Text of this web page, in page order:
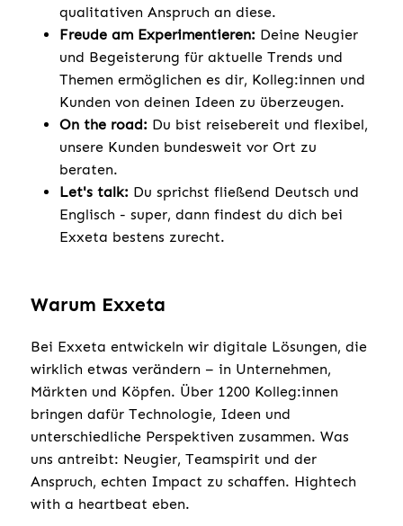
qualitativen Anspruch an diese.
Freude am Experimentieren: Deine Neugier
und Begeisterung für aktuelle Trends und
Themen ermöglichen es dir, Kolleg:innen und
Kunden von deinen Ideen zu überzeugen.
On the road: Du bist reisebereit und flexibel,
unsere Kunden bundesweit vor Ort zu
beraten.
Let's talk: Du sprichst fließend Deutsch und
Englisch - super, dann findest du dich bei
Exxeta bestens zurecht.
Warum Exxeta
Bei Exxeta entwickeln wir digitale Lösungen, die
wirklich etwas verändern – in Unternehmen,
Märkten und Köpfen. Über 1200 Kolleg:innen
bringen dafür Technologie, Ideen und
unterschiedliche Perspektiven zusammen. Was
uns antreibt: Neugier, Teamspirit und der
Anspruch, echten Impact zu schaffen. Hightech
with a heartbeat eben.